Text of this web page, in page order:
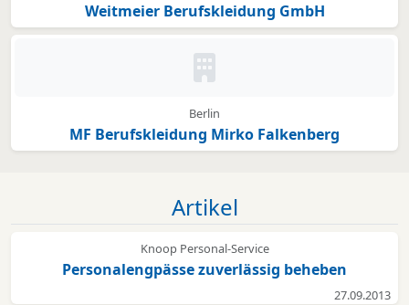
Weitmeier Berufskleidung GmbH
Kein Bild oder Logo hinterlegt
Berlin
MF Berufskleidung Mirko Falkenberg
Artikel
Knoop Personal-Service
Personalengpässe zuverlässig beheben
27.09.2013